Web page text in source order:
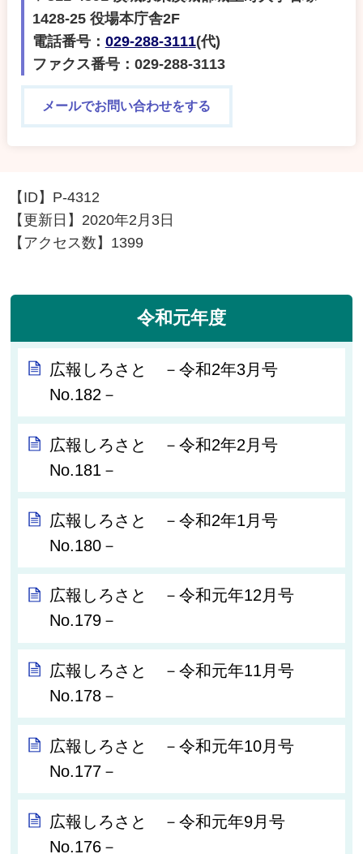
1428-25 役場本庁舎2F
電話番号： 029-288-3111(代)
ファクス番号：029-288-3113
メールでお問い合わせをする
【ID】 P-4312
【更新日】 2020年2月3日
【アクセス数】 1399
令和元年度
広報しろさと －令和2年3月号
No.182－
広報しろさと －令和2年2月号
No.181－
広報しろさと －令和2年1月号
No.180－
広報しろさと －令和元年12月号
No.179－
広報しろさと －令和元年11月号
No.178－
広報しろさと －令和元年10月号
No.177－
広報しろさと －令和元年9月号
No.176－